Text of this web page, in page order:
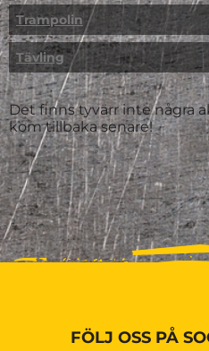
Trampolin
Tävling
Det finns tyvärr inte några
kom tillbaka senare!
FÖLJ OSS PÅ